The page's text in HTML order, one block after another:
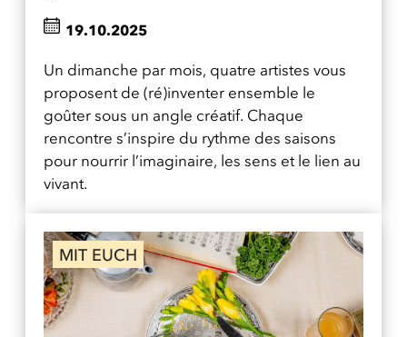
Un dimanche par mois, quatre artistes vous
proposent de (ré)inventer ensemble le
goûter sous un angle créatif. Chaque
rencontre s’inspire du rythme des saisons
pour nourrir l’imaginaire, les sens et le lien au
vivant.
19.10.2025
MIT EUCH